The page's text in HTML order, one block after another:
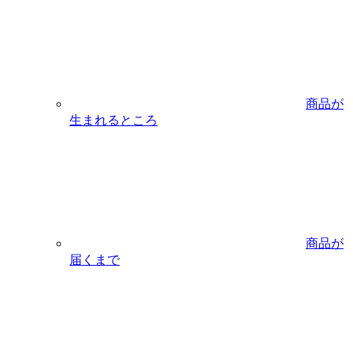
商品が
生まれるところ
商品が
届くまで